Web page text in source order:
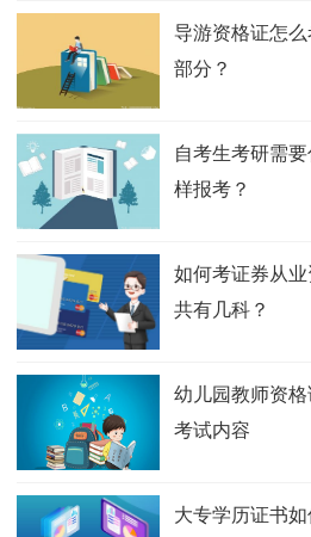
导游资格证怎
部分？
自考生考研需
样报考？
如何考证券从
共有几科？
幼儿园教师资
考试内容
大专学历证书